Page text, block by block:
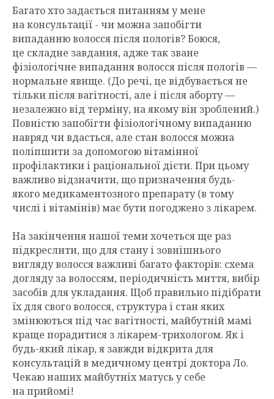
Багато хто задається питанням у мене
на консультації - чи можна запобігти
випаданню волосся після пологів? Боюся,
це складне завдання, адже так зване
фізіологічне випадання волосся після пологів —
нормальне явище. (До речі, це відбувається не
тільки після вагітності, але і після аборту —
незалежно від терміну, на якому він зроблений.)
Повністю запобігти фізіологічному випаданню
навряд чи вдасться, але стан волосся можна
поліпшити за допомогою вітамінної
профілактики і раціональної дієти. При цьому
важливо відзначити, що призначення будь-
якого медикаментозного препарату (в тому
числі і вітамінів) має бути погоджено з лікарем.
На закінчення нашої теми хочеться ще раз
підкреслити, що для стану і зовнішнього
вигляду волосся важливі багато факторів: схема
догляду за волоссям, періодичність миття, вибір
засобів для укладання. Щоб правильно підібрати
їх для свого волосся, структура і стан яких
змінюються під час вагітності, майбутній мамі
краще порадитися з лікарем-трихологом. Як і
будь-який лікар, я завжди відкрита для
консультацій в медичному центрі доктора Ло.
Чекаю наших майбутніх матусь у себе
на прийомі!